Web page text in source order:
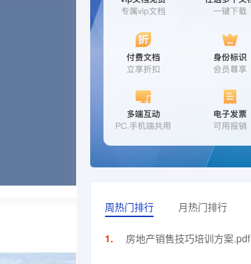
周热门排行 月热门排行
房地产销售技巧培训方案.pdf